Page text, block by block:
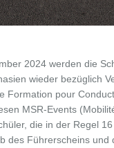
2024 werden die
wieder bezüglich
Formation pour
MSR-Events
die in der Regel
des Führerscheins und